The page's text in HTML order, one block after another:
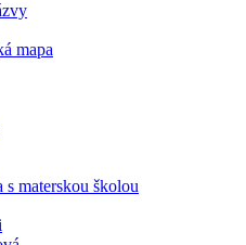
mapa
s materskou školou